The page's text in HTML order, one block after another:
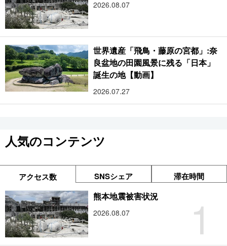
2026.08.07
世界遺産「飛鳥・藤原の宮都」:奈
良盆地の田園風景に残る「日本」
誕生の地【動画】
2026.07.27
人気のコンテンツ
アクセス数 SNSシェア 滞在時間
1
熊本地震被害状況
2026.08.07